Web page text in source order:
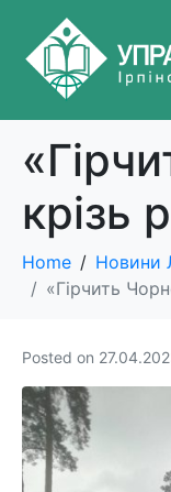
крізь
Home
Новини
«Гірчить
Posted on